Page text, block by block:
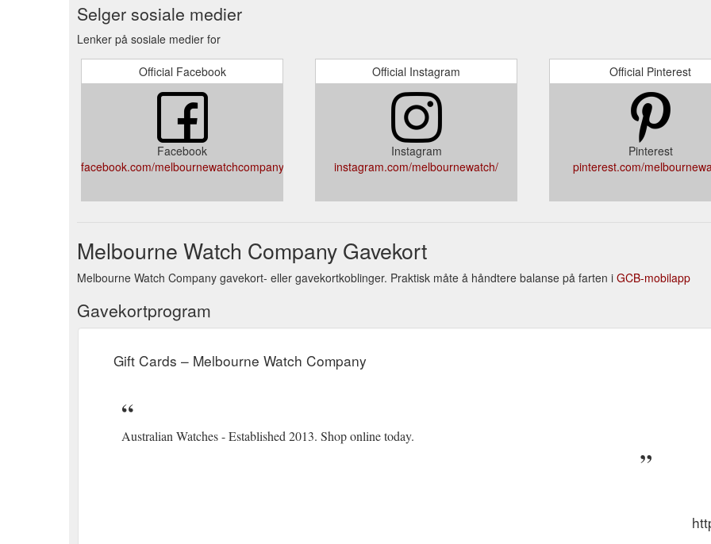
which together with our privacy policy
and website disclaimer, govern
Melbourne Watch Company’s
relationship with you in relation to your
use of
../pages/terms-of-use
Selger sosiale medier
Lenker på sosiale medier for
Official Facebook
Facebook
facebook.com/melbournewatchcompany
Official Instagram
Instagram
instagram.com/melbournewatch/
Official Pinterest
Pinterest
pinterest.com/
Melbourne Watch Company Gavekort
Melbourne Watch Company gavekort- eller gavekortkoblinger. Praktisk måte å håndtere balanse på farten i GCB-mobilapp
Gavekortprogram
Gift Cards – Melbourne Watch Company
Australian Watches - Established 2013. Shop online today.